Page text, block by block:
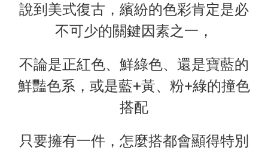
說到美式復古，繽紛的色彩肯定是必
不可少的關鍵因素之一，
不論是正紅色、鮮綠色、還是寶藍的
鮮豔色系，或是藍+黃、粉+綠的撞色
搭配
只要擁有一件，怎麼搭都會顯得特別